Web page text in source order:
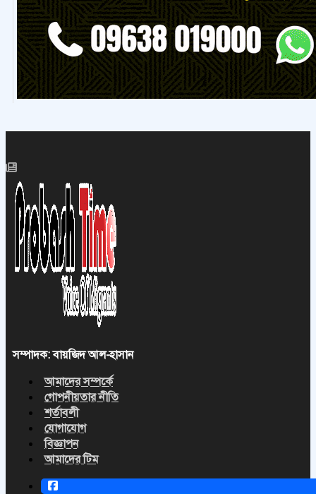
সম্পাদক: বায়জিদ আল-হাসান
আমাদের সম্পর্কে
গোপনীয়তার নীতি
শর্তাবলী
যোগাযোগ
বিজ্ঞাপন
আমাদের টিম